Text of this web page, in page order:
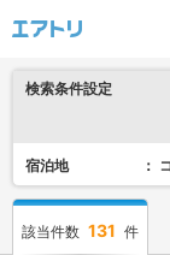
検索条件設定
宿泊地
該当件数 131 件